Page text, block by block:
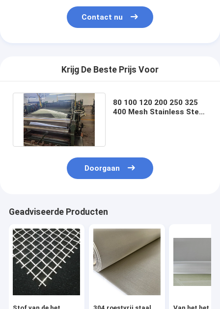
Contact nu
Krijg De Beste Prijs Voor
80 100 120 200 250 325
400 Mesh Stainless Steel
Doorgaan
Geadviseerde Producten